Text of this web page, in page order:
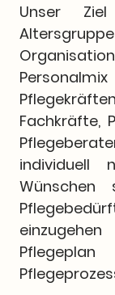
Unser
Fachkräfte,
individuell